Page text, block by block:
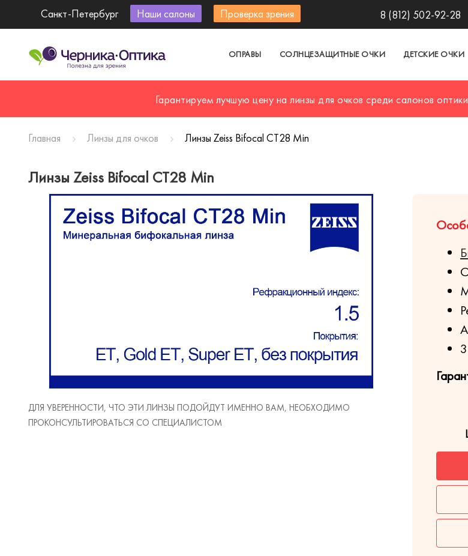
Санкт-Петербург Наши салоны Проверка зрения 8 (812) 502-92-28
ОПРАВЫ СОЛНЦЕЗАЩИТНЫЕ ОЧКИ ДЕТСКИЕ ОЧКИ
Гарантируем лучшую цену на линзы для очков среди салонов
Главная Линзы для очков Линзы Zeiss Bifocal CT28 Min
Линзы Zeiss Bifocal CT28 Min
ДЛЯ УВЕРЕННОСТИ, ЧТО ЭТИ ЛИНЗЫ ПОДОЙДУТ ИМЕННО ВАМ, НЕОБХОДИМО
ПРОКОНСУЛЬТИРОВАТЬСЯ СО СПЕЦИАЛИСТОМ